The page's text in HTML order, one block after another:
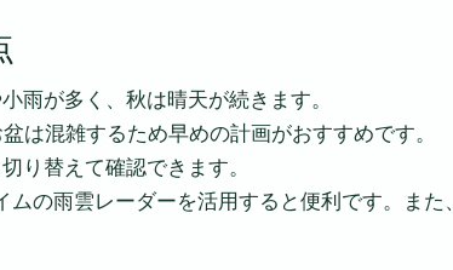
雨が多く、秋は晴天が続きます。
は混雑するため早めの計画がおすすめです。
り替えて確認できます。
の雨雲レーダーを活用すると便利です。また、